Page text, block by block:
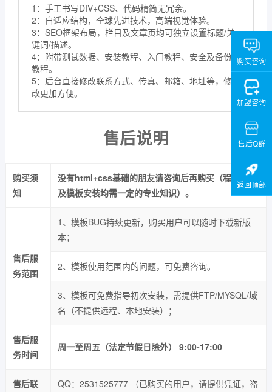
1：手工书写DIV+CSS、代码精简无冗余。
2：自适应结构，全球先进技术，高端视觉体验。
3：SEO框架布局，栏目及文章页均可独立设置标题/关
键词/描述。
4：附带测试数据、安装教程、入门教程、安全及备份
教程。
5：后台直接修改联系方式、传真、邮箱、地址等，修
改更加方便。
售后说明
购买须
知
没有html+css基础的朋友请咨询后再购买（程序安装
及模板安装均需一定的专业知识）。
售后服
务范围
1、模板BUG持续更新，购买用户可以随时下载新版
本；
2、模板使用范围内的问题，可免费咨询。
3、模板可免费指导初次安装，需提供FTP/MYSQL/域
名（不提供远程、本地安装）；
售后服
务时间
周一至周五（法定节假日除外） 9:00-17:00
售后联
QQ：2531525777 （已购买的用户，请提供凭证，盗
购买咨询
加盟咨询
售后Q群
返回顶部